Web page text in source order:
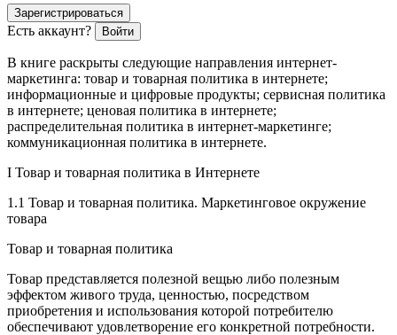
Зарегистрироваться
Есть аккаунт? Войти
В книге раскрыты следующие направления интернет-
маркетинга: товар и товарная политика в интернете;
информационные и цифровые продукты; сервисная политика
в интернете; ценовая политика в интернете;
распределительная политика в интернет-маркетинге;
коммуникационная политика в интернете.
I Товар и товарная политика в Интернете
1.1 Товар и товарная политика. Маркетинговое окружение
товара
Товар и товарная политика
Товар представляется полезной вещью либо полезным
эффектом живого труда, ценностью, посредством
приобретения и использования которой потребителю
обеспечивают удовлетворение его конкретной потребности.